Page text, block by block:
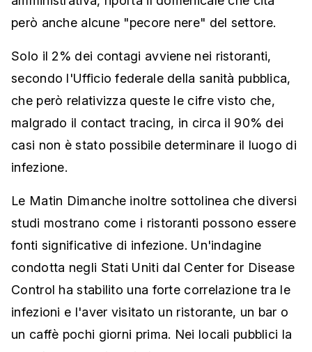
però anche alcune "pecore nere" del settore.
Solo il 2% dei contagi avviene nei ristoranti,
secondo l'Ufficio federale della sanità pubblica,
che però relativizza queste le cifre visto che,
malgrado il contact tracing, in circa il 90% dei
casi non è stato possibile determinare il luogo di
infezione.
Le Matin Dimanche inoltre sottolinea che diversi
studi mostrano come i ristoranti possono essere
fonti significative di infezione. Un'indagine
condotta negli Stati Uniti dal Center for Disease
Control ha stabilito una forte correlazione tra le
infezioni e l'aver visitato un ristorante, un bar o
un caffè pochi giorni prima. Nei locali pubblici la